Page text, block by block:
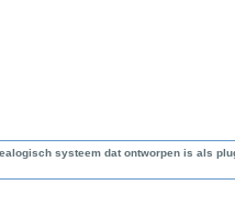
systeem dat ontworpen is als